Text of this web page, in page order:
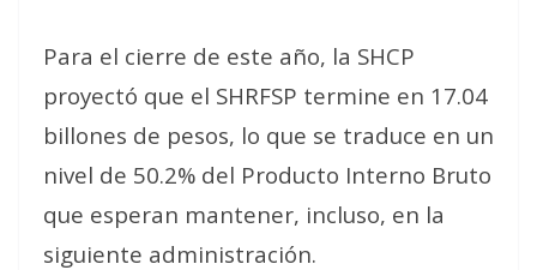
Para el cierre de este año, la SHCP
proyectó que el SHRFSP termine en 17.04
billones de pesos, lo que se traduce en un
nivel de 50.2% del Producto Interno Bruto
que esperan mantener, incluso, en la
siguiente administración.